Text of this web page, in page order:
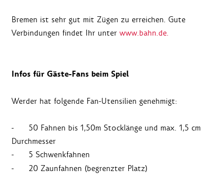
Bremen ist sehr gut mit Zügen zu erreichen. Gute
Verbindungen findet Ihr unter www.bahn.de.
Infos für Gäste-Fans beim Spiel
Werder hat folgende Fan-Utensilien genehmigt:
- 50 Fahnen bis 1,50m Stocklänge und max. 1,5 cm
Durchmesser
- 5 Schwenkfahnen
- 20 Zaunfahnen (begrenzter Platz)